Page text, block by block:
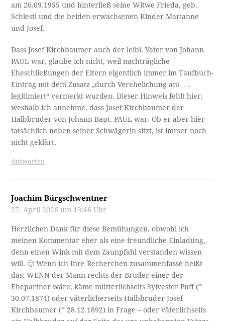
am 26.09.1955 und hinterließ seine Witwe Frieda, geb.
Schiestl und die beiden erwachsenen Kinder Marianne
und Josef.
Dass Josef Kirchbaumer auch der leibl. Vater von Johann
PAUL war, glaube ich nicht, weil nachträgliche
Eheschließungen der Eltern eigentlich immer im Taufbuch-
Eintrag mit dem Zusatz „durch Verehelichung am ….
legitimiert“ vermerkt wurden. Dieser Hinweis fehlt hier,
weshalb ich annehme, dass Josef Kirchbaumer der
Halbbruder von Johann Bapt. PAUL war. Ob er aber hier
tatsächlich neben seiner Schwägerin sitzt, ist immer noch
nicht geklärt.
Antworten
Joachim Bürgschwentner
27. April 2026 um 13:46 Uhr
Herzlichen Dank für diese Bemühungen, obwohl ich
meinen Kommentar eher als eine freundliche Einladung,
denn einen Wink mit dem Zaunpfahl verstanden wissen
will. 🙂 Wenn ich Ihre Recherchen zusammenfasse heißt
das: WENN der Mann rechts der Bruder einer der
Ehepartner wäre, käme mütterlichseits Sylvester Puff (*
30.07.1874) oder väterlicherseits Halbbruder Josef
Kirchbaumer (* 28.12.1892) in Frage – oder väterlichseits